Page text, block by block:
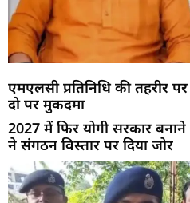
एमएलसी प्रतिनिधि की तहरीर
दो पर मुकदमा
2027 में फिर योगी सरकार
ने संगठन विस्तार पर दिया जोर